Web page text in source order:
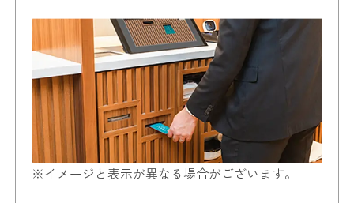
※イメージと表示が異なる場合がございます。